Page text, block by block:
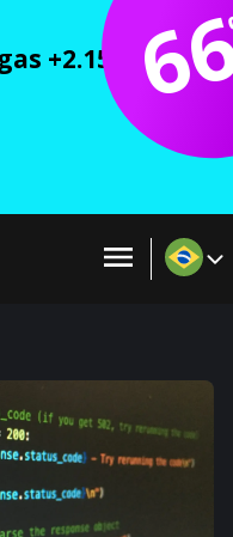
+2.150 cursos